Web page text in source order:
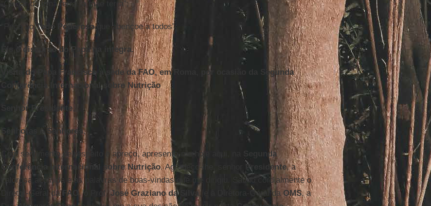
“Cuidar da irmã terra, a mãe terra”;
“Peço aoTodo Poderosoque abençoe a todos”;
Eis o discurso do Papa na íntegra.
Visita do Papa Francisco à sede da FAO, em Roma, por ocasião da Segunda
Conferência Internacional sobre Nutrição
Senhor Presidente,
Senhoras e Senhores,
Com sentimento de respeito e apreço, apresento-me hoje aqui, na
Segunda
Conferência Internacional sobre Nutrição. Agradeço-lhe, senhor Presidente, a
calorosa acolhida e as palavras de boas-vindas que me dirigiu. Saúdo cordialmente o
Diretor-Geral daFAO , o Prof.José Graziano da Silva, e a Diretora-Geral da OMS, a